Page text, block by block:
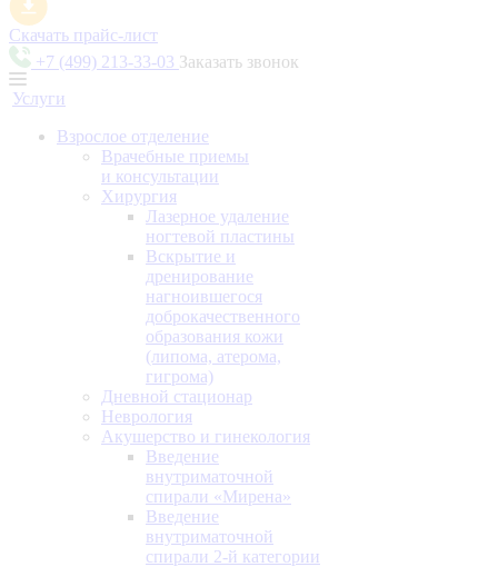
Скачать прайс-лист
+7 (499) 213-33-03 Заказать звонок
Услуги
Взрослое отделение
Врачебные приемы
и консультации
Хирургия
Лазерное удаление
ногтевой пластины
Вскрытие и
дренирование
нагноившегося
доброкачественного
образования кожи
(липома, атерома,
гигрома)
Дневной стационар
Неврология
Акушерство и гинекология
Введение
внутриматочной
спирали «Мирена»
Введение
внутриматочной
спирали 2-й категории